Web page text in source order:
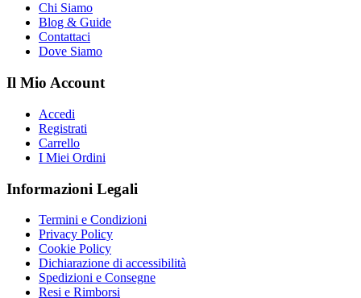
Chi Siamo
Blog & Guide
Contattaci
Dove Siamo
Il Mio Account
Accedi
Registrati
Carrello
I Miei Ordini
Informazioni Legali
Termini e Condizioni
Privacy Policy
Cookie Policy
Dichiarazione di accessibilità
Spedizioni e Consegne
Resi e Rimborsi